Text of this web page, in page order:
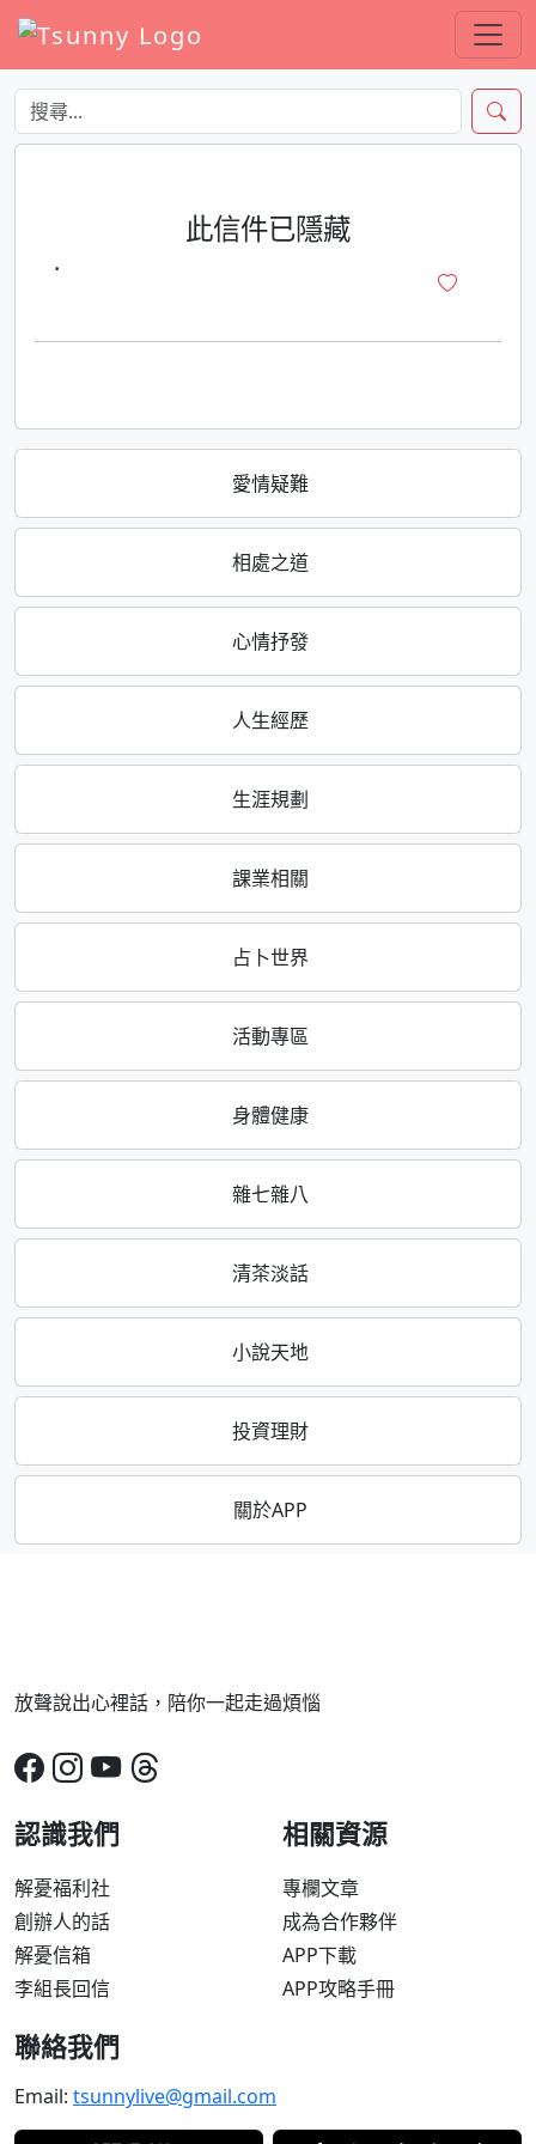
愛情疑難
相處之道
心情抒發
人生經歷
生涯規劃
課業相關
占卜世界
活動專區
身體健康
雜七雜八
清茶淡話
小說天地
投資理財
關於APP
此信件已隱藏
·
放聲說出心裡話，陪你一起走過煩惱
認識我們
解憂福利社
創辦人的話
解憂信箱
李組長回信
相關資源
專欄文章
成為合作夥伴
APP下載
APP攻略手冊
聯絡我們
Email: tsunnylive@gmail.com